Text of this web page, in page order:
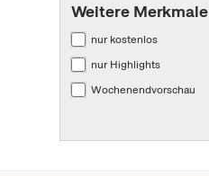
Weitere Merkmale
nur kostenlos
nur Highlights
Wochenendvorschau